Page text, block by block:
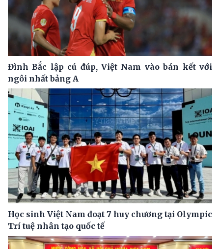
Đình Bắc lập cú đúp, Việt Nam vào bán kết với
ngôi nhất bảng A
Học sinh Việt Nam đoạt 7 huy chương tại Olympic
Trí tuệ nhân tạo quốc tế